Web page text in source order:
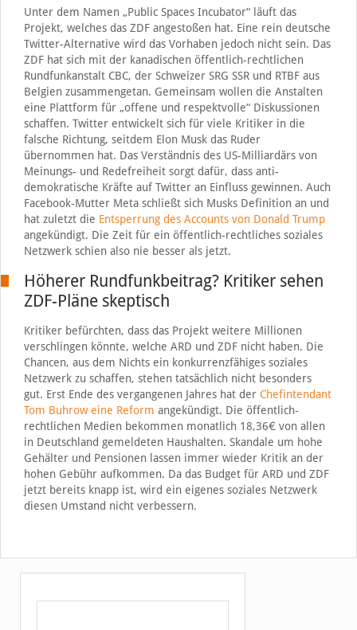
Unter dem Namen „Public Spaces Incubator“ läuft das
Projekt, welches das ZDF angestoßen hat. Eine rein deutsche
Twitter-Alternative wird das Vorhaben jedoch nicht sein. Das
ZDF hat sich mit der kanadischen öffentlich-rechtlichen
Rundfunkanstalt CBC, der Schweizer SRG SSR und RTBF aus
Belgien zusammengetan. Gemeinsam wollen die Anstalten
eine Plattform für „offene und respektvolle“ Diskussionen
schaffen. Twitter entwickelt sich für viele Kritiker in die
falsche Richtung, seitdem Elon Musk das Ruder
übernommen hat. Das Verständnis des US-Milliardärs von
Meinungs- und Redefreiheit sorgt dafür, dass anti-
demokratische Kräfte auf Twitter an Einfluss gewinnen. Auch
Facebook-Mutter Meta schließt sich Musks Definition an und
hat zuletzt die Entsperrung des Accounts von Donald Trump
angekündigt. Die Zeit für ein öffentlich-rechtliches soziales
Netzwerk schien also nie besser als jetzt.
Höherer Rundfunkbeitrag? Kritiker sehen
ZDF-Pläne skeptisch
Kritiker befürchten, dass das Projekt weitere Millionen
verschlingen könnte, welche ARD und ZDF nicht haben. Die
Chancen, aus dem Nichts ein konkurrenzfähiges soziales
Netzwerk zu schaffen, stehen tatsächlich nicht besonders
gut. Erst Ende des vergangenen Jahres hat der Chefintendant
Tom Buhrow eine Reform angekündigt. Die öffentlich-
rechtlichen Medien bekommen monatlich 18,36€ von allen
in Deutschland gemeldeten Haushalten. Skandale um hohe
Gehälter und Pensionen lassen immer wieder Kritik an der
hohen Gebühr aufkommen. Da das Budget für ARD und ZDF
jetzt bereits knapp ist, wird ein eigenes soziales Netzwerk
diesen Umstand nicht verbessern.